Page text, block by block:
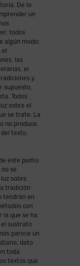
De lo
un
todos
algún modo:
las
el
y
supuesto,
Todos
sobre el
se trate. La
no produce,
texto,
este punto
se
sobre
tradición
tendrán en
con
la que se ha
el sustrato
parece un
dato
toda
textos que